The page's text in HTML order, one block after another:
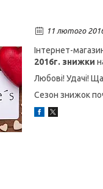
11 лютого
Інтернет-
2016г. знижки
Любові! Удачі!
Сезон знижок